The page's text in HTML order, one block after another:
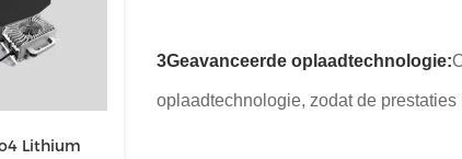
Lithium
3Geavanceerde oplaadtechnologie:
oplaadtechnologie, zodat de